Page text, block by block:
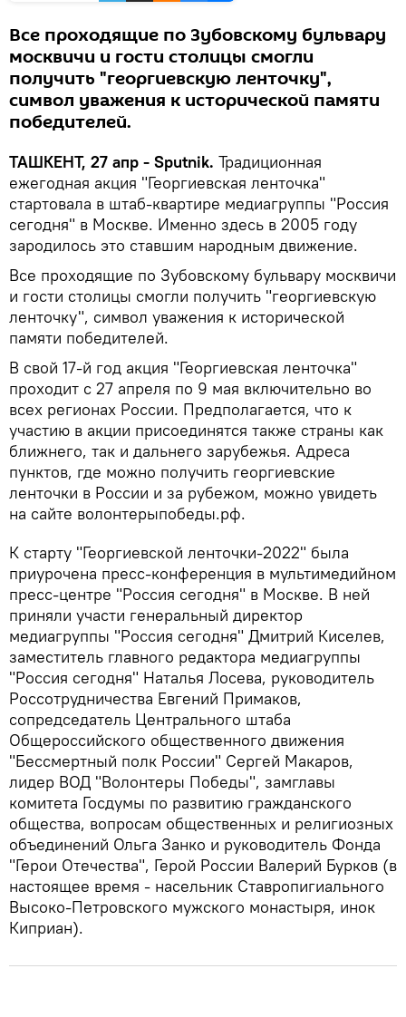
Все проходящие по Зубовскому бульвару
москвичи и гости столицы смогли
получить "георгиевскую ленточку",
символ уважения к исторической памяти
победителей.
ТАШКЕНТ, 27 апр - Sputnik. Традиционная
ежегодная акция "Георгиевская ленточка"
стартовала в штаб-квартире медиагруппы "Россия
сегодня" в Москве. Именно здесь в 2005 году
зародилось это ставшим народным движение.
Все проходящие по Зубовскому бульвару москвичи
и гости столицы смогли получить "георгиевскую
ленточку", символ уважения к исторической
памяти победителей.
В свой 17-й год акция "Георгиевская ленточка"
проходит с 27 апреля по 9 мая включительно во
всех регионах России. Предполагается, что к
участию в акции присоединятся также страны как
ближнего, так и дальнего зарубежья. Адреса
пунктов, где можно получить георгиевские
ленточки в России и за рубежом, можно увидеть
на сайте волонтерыпобеды.рф.
К старту "Георгиевской ленточки-2022" была
приурочена пресс-конференция в мультимедийном
пресс-центре "Россия сегодня" в Москве. В ней
приняли участи генеральный директор
медиагруппы "Россия сегодня" Дмитрий Киселев,
заместитель главного редактора медиагруппы
"Россия сегодня" Наталья Лосева, руководитель
Россотрудничества Евгений Примаков,
сопредседатель Центрального штаба
Общероссийского общественного движения
"Бессмертный полк России" Сергей Макаров,
лидер ВОД "Волонтеры Победы", замглавы
комитета Госдумы по развитию гражданского
общества, вопросам общественных и религиозных
объединений Ольга Занко и руководитель Фонда
"Герои Отечества", Герой России Валерий Бурков (в
настоящее время - насельник Ставропигиального
Высоко-Петровского мужского монастыря, инок
Киприан).